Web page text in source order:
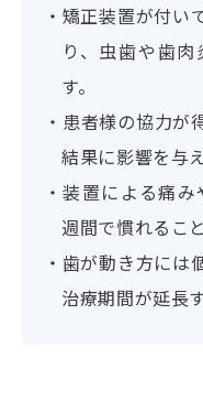
・矯正装置が付い
り、虫歯や歯
す。
・患者様の協力が
結果に影響を与え
・装置による痛
週間で慣れるこ
・歯が動き方には
治療期間が延長